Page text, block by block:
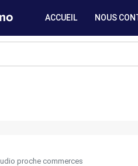
ACCUEIL NOUS
proche commerces